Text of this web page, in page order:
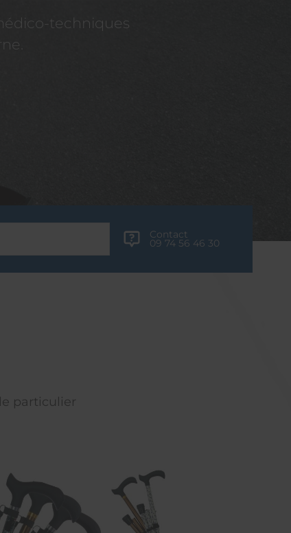
techniques
Contact
09 74 56 46 30
particulier